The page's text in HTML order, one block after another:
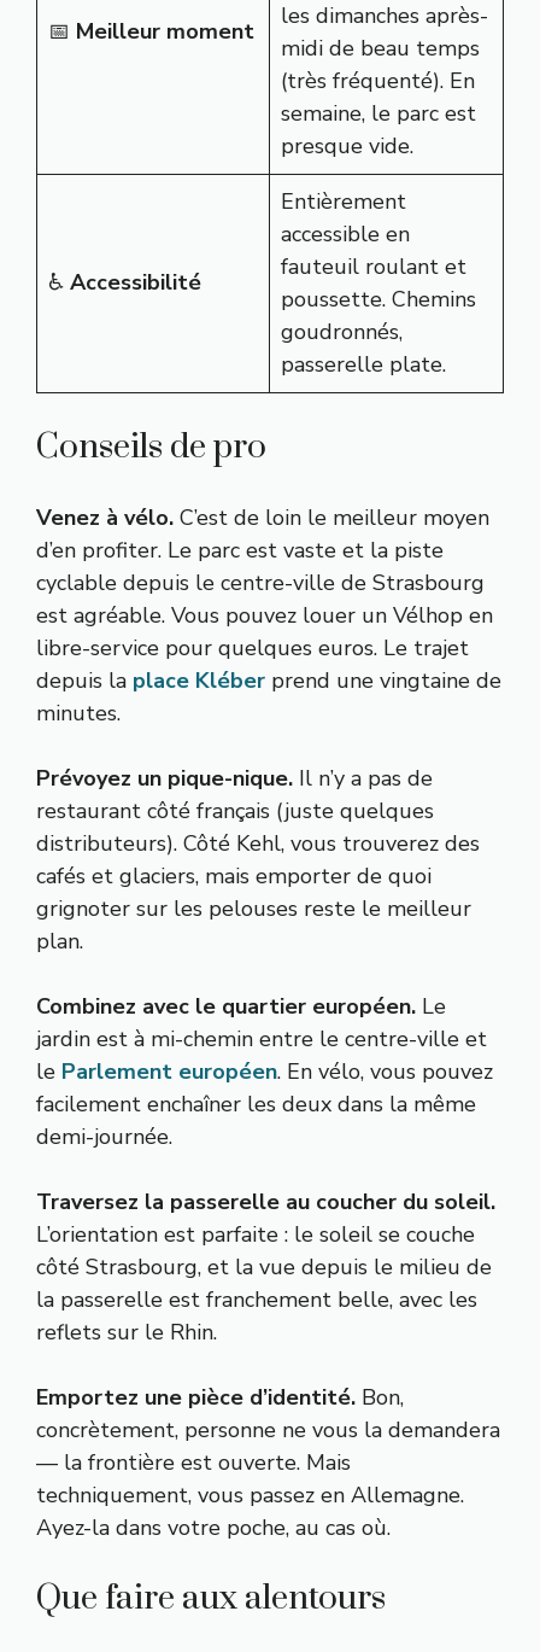
📅 Meilleur moment
les dimanches après-
midi de beau temps
(très fréquenté). En
semaine, le parc est
presque vide.
♿ Accessibilité
Entièrement
accessible en
fauteuil roulant et
poussette. Chemins
goudronnés,
passerelle plate.
Conseils de pro
Venez à vélo. C’est de loin le meilleur moyen
d’en profiter. Le parc est vaste et la piste
cyclable depuis le centre-ville de Strasbourg
est agréable. Vous pouvez louer un Vélhop en
libre-service pour quelques euros. Le trajet
depuis la place Kléber prend une vingtaine de
minutes.
Prévoyez un pique-nique. Il n’y a pas de
restaurant côté français (juste quelques
distributeurs). Côté Kehl, vous trouverez des
cafés et glaciers, mais emporter de quoi
grignoter sur les pelouses reste le meilleur
plan.
Combinez avec le quartier européen. Le
jardin est à mi-chemin entre le centre-ville et
le Parlement européen. En vélo, vous pouvez
facilement enchaîner les deux dans la même
demi-journée.
Traversez la passerelle au coucher du soleil.
L’orientation est parfaite : le soleil se couche
côté Strasbourg, et la vue depuis le milieu de
la passerelle est franchement belle, avec les
reflets sur le Rhin.
Emportez une pièce d’identité. Bon,
concrètement, personne ne vous la demandera
— la frontière est ouverte. Mais
techniquement, vous passez en Allemagne.
Ayez-la dans votre poche, au cas où.
Que faire aux alentours